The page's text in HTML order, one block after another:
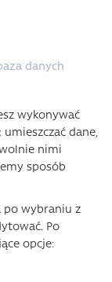
danych
wykonywać
dane,
nimi
sposób
po wybraniu z
Po
opcje: